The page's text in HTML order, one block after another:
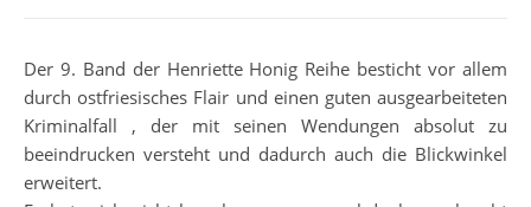
Der 9. Band der Henriette Honig Reihe besticht vor allem
durch ostfriesisches Flair und einen guten ausgearbeiteten
Kriminalfall , der mit seinen Wendungen absolut zu
beeindrucken versteht und dadurch auch die Blickwinkel
erweitert.